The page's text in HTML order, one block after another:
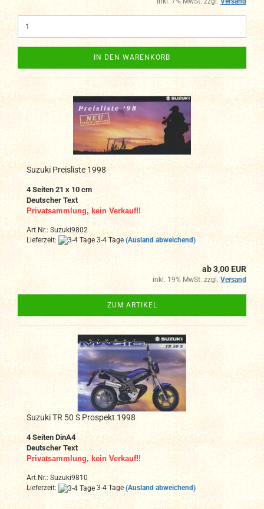
IN DEN WARENKORB
Suzuki Preisliste 1998
4 Seiten 21 x 10 cm
Deutscher Text
Privatsammlung, kein Verkauf!!
Art.Nr.: Suzuki9802
Lieferzeit:
3-4 Tage (Ausland abweichend)
ab 3,00 EUR
inkl. 19% MwSt. zzgl. Versand
ZUM ARTIKEL
Suzuki TR 50 S Prospekt 1998
4 Seiten DinA4
Deutscher Text
Privatsammlung, kein Verkauf!!
Art.Nr.: Suzuki9810
Lieferzeit:
3-4 Tage (Ausland abweichend)